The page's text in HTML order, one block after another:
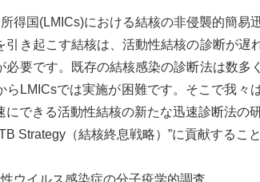
所得国(LMICs)における結核の非侵襲的簡
引き起こす結核は、活動性結核の診断が
必要です。既存の結核感染の診断法は数
らLMICsでは実施が困難です。そこで我々
にできる活動性結核の新たな迅速診断法の
Strategy（結核終息戦略）”に貢献するこ